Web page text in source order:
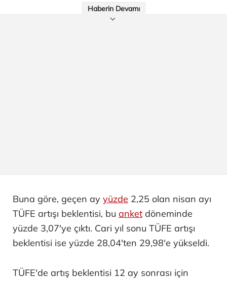
Haberin Devamı
Buna göre, geçen ay yüzde 2,25 olan nisan ayı
TÜFE artışı beklentisi, bu anket döneminde
yüzde 3,07'ye çıktı. Cari yıl sonu TÜFE artışı
beklentisi ise yüzde 28,04'ten 29,98'e yükseldi.
TÜFE'de artış beklentisi 12 ay sonrası için